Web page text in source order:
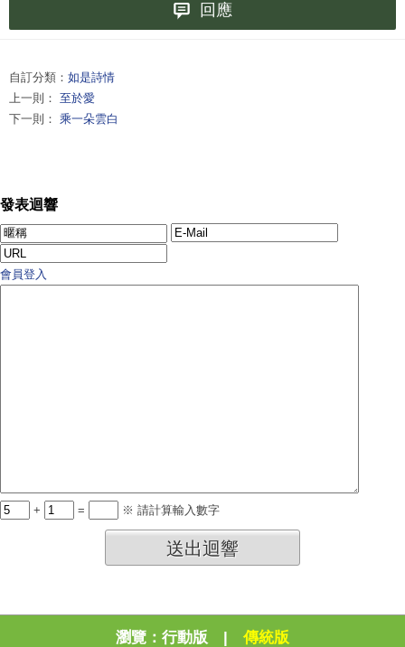
回應
自訂分類： 如是詩情
上一則： 至於愛
下一則： 乘一朵雲白
發表迴響
會員登入
+ = ※ 請計算輸入數字
送出迴響
瀏覽： 行動版 | 傳統版